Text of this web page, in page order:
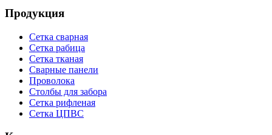
Продукция
Сетка сварная
Сетка рабица
Сетка тканая
Сварные панели
Проволока
Столбы для забора
Сетка рифленая
Сетка ЦПВС